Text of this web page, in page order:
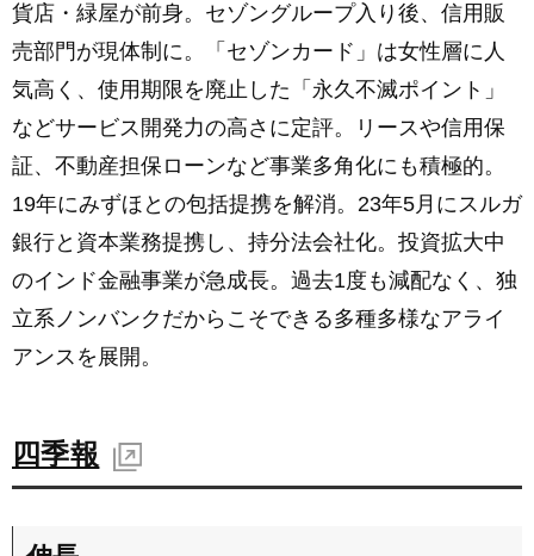
貨店・緑屋が前身。セゾングループ入り後、信用販
売部門が現体制に。「セゾンカード」は女性層に人
気高く、使用期限を廃止した「永久不滅ポイント」
などサービス開発力の高さに定評。リースや信用保
証、不動産担保ローンなど事業多角化にも積極的。
19年にみずほとの包括提携を解消。23年5月にスルガ
銀行と資本業務提携し、持分法会社化。投資拡大中
のインド金融事業が急成長。過去1度も減配なく、独
立系ノンバンクだからこそできる多種多様なアライ
アンスを展開。
四季報